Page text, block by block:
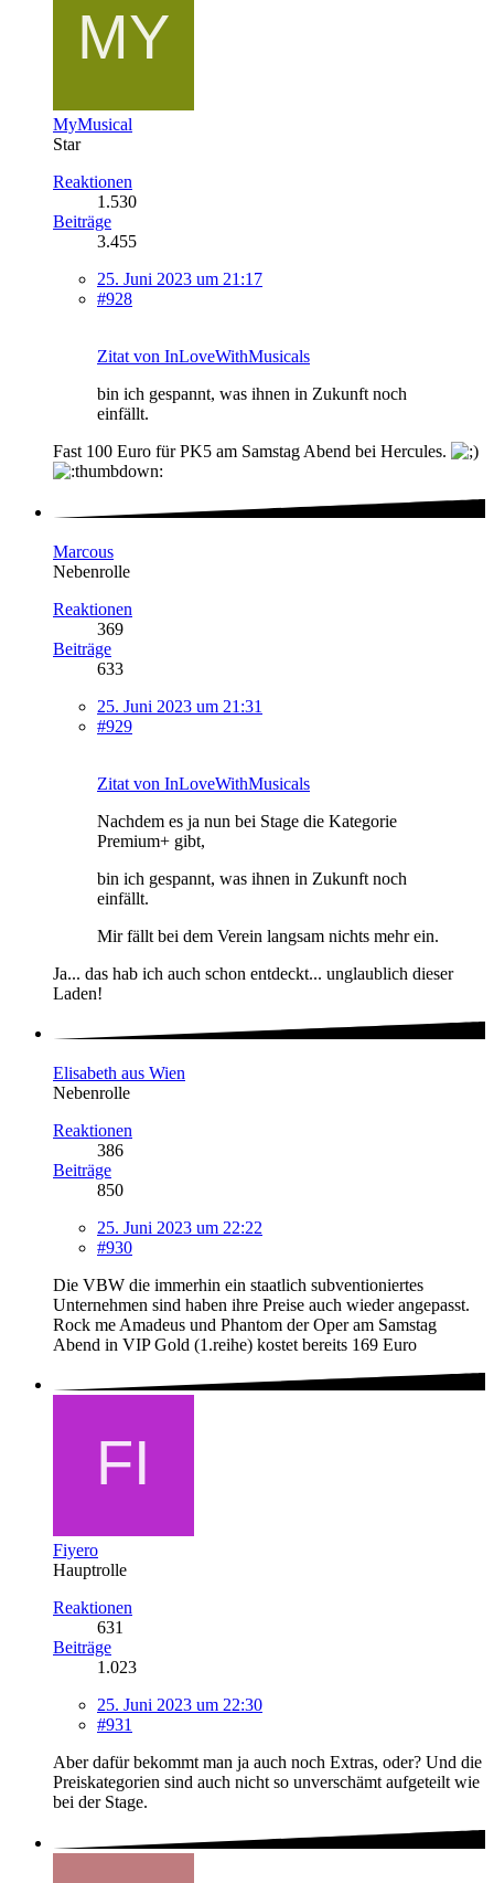
MyMusical
Star
Reaktionen
1.530
Beiträge
3.455
25. Juni 2023 um 21:17
#928
Zitat von InLoveWithMusicals
bin ich gespannt, was ihnen in Zukunft noch
einfällt.
Fast 100 Euro für PK5 am Samstag Abend bei Hercules.
Marcous
Nebenrolle
Reaktionen
369
Beiträge
633
25. Juni 2023 um 21:31
#929
Zitat von InLoveWithMusicals
Nachdem es ja nun bei Stage die Kategorie
Premium+ gibt,
bin ich gespannt, was ihnen in Zukunft noch
einfällt.
Mir fällt bei dem Verein langsam nichts mehr ein.
Ja... das hab ich auch schon entdeckt... unglaublich dieser
Laden!
Elisabeth aus Wien
Nebenrolle
Reaktionen
386
Beiträge
850
25. Juni 2023 um 22:22
#930
Die VBW die immerhin ein staatlich subventioniertes
Unternehmen sind haben ihre Preise auch wieder angepasst.
Rock me Amadeus und Phantom der Oper am Samstag
Abend in VIP Gold (1.reihe) kostet bereits 169 Euro
Fiyero
Hauptrolle
Reaktionen
631
Beiträge
1.023
25. Juni 2023 um 22:30
#931
Aber dafür bekommt man ja auch noch Extras, oder? Und die
Preiskategorien sind auch nicht so unverschämt aufgeteilt wie
bei der Stage.